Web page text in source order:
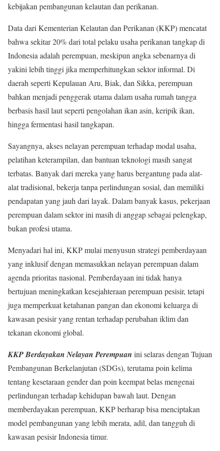
kebijakan pembangunan kelautan dan perikanan.
Data dari Kementerian Kelautan dan Perikanan (KKP) mencatat
bahwa sekitar 20% dari total pelaku usaha perikanan tangkap di
Indonesia adalah perempuan, meskipun angka sebenarnya di
yakini lebih tinggi jika memperhitungkan sektor informal. Di
daerah seperti Kepulauan Aru, Biak, dan Sikka, perempuan
bahkan menjadi penggerak utama dalam usaha rumah tangga
berbasis hasil laut seperti pengolahan ikan asin, keripik ikan,
hingga fermentasi hasil tangkapan.
Sayangnya, akses nelayan perempuan terhadap modal usaha,
pelatihan keterampilan, dan bantuan teknologi masih sangat
terbatas. Banyak dari mereka yang harus bergantung pada alat-
alat tradisional, bekerja tanpa perlindungan sosial, dan memiliki
pendapatan yang jauh dari layak. Dalam banyak kasus, pekerjaan
perempuan dalam sektor ini masih di anggap sebagai pelengkap,
bukan profesi utama.
Menyadari hal ini, KKP mulai menyusun strategi pemberdayaan
yang inklusif dengan memasukkan nelayan perempuan dalam
agenda prioritas nasional. Pemberdayaan ini tidak hanya
bertujuan meningkatkan kesejahteraan perempuan pesisir, tetapi
juga memperkuat ketahanan pangan dan ekonomi keluarga di
kawasan pesisir yang rentan terhadap perubahan iklim dan
tekanan ekonomi global.
KKP Berdayakan Nelayan Perempuan ini selaras dengan Tujuan
Pembangunan Berkelanjutan (SDGs), terutama poin kelima
tentang kesetaraan gender dan poin keempat belas mengenai
perlindungan terhadap kehidupan bawah laut. Dengan
memberdayakan perempuan, KKP berharap bisa menciptakan
model pembangunan yang lebih merata, adil, dan tangguh di
kawasan pesisir Indonesia timur.